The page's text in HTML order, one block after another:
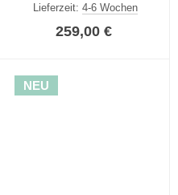
Lieferzeit:4-6 Wochen
259,00 €
NEU